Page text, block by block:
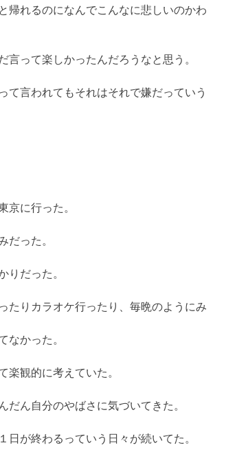
帰れるのになんでこんなに悲しいのかわ
言って楽しかったんだろうなと思う。
て言われてもそれはそれで嫌だっていう
京に行った。
だった。
りだった。
たりカラオケ行ったり、毎晩のようにみ
なかった。
楽観的に考えていた。
だん自分のやばさに気づいてきた。
日が終わるっていう日々が続いてた。